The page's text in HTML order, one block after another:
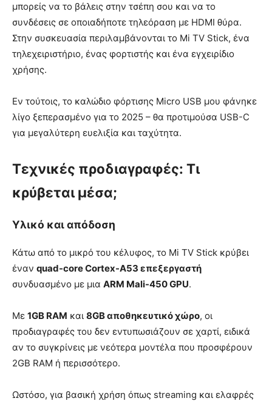
μπορείς να το βάλεις στην τσέπη σου και να το
συνδέσεις σε οποιαδήποτε τηλεόραση με HDMI θύρα.
Στην συσκευασία περιλαμβάνονται το Mi TV Stick, ένα
τηλεχειριστήριο, ένας φορτιστής και ένα εγχειρίδιο
χρήσης.
Εν τούτοις, το καλώδιο φόρτισης Micro USB μου φάνηκε
λίγο ξεπερασμένο για το 2025 – θα προτιμούσα USB-C
για μεγαλύτερη ευελιξία και ταχύτητα.
Τεχνικές προδιαγραφές: Τι
κρύβεται μέσα;
Υλικό και απόδοση
Κάτω από το μικρό του κέλυφος, το Mi TV Stick κρύβει
έναν quad-core Cortex-A53 επεξεργαστή
συνδυασμένο με μια ARM Mali-450 GPU.
Με 1GB RAM και 8GB αποθηκευτικό χώρο, οι
προδιαγραφές του δεν εντυπωσιάζουν σε χαρτί, ειδικά
αν το συγκρίνεις με νεότερα μοντέλα που προσφέρουν
2GB RAM ή περισσότερο.
Ωστόσο, για βασική χρήση όπως streaming και ελαφρές